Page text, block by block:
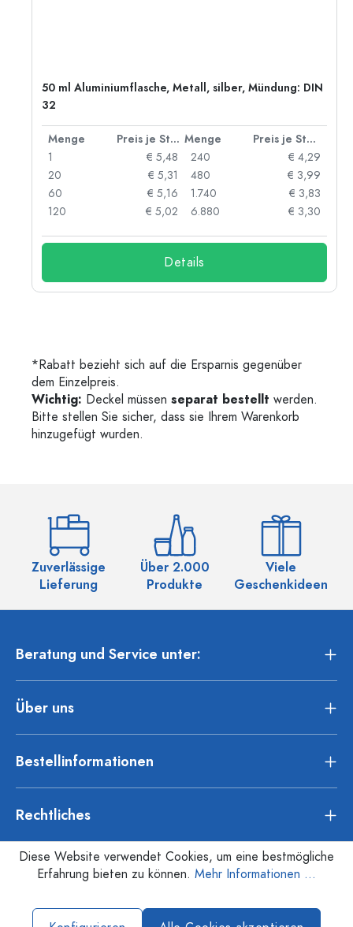
50 ml Aluminiumflasche, Metall, silber, Mündung: DIN
32
Menge Preis je Stück Menge
Preis je Stück
1
€ 5,48
20
€ 5,31
60
€ 5,16
120
€ 5,02
240
€ 4,29
480
€ 3,99
1.740
€ 3,83
6.880
€ 3,30
Details
*Rabatt bezieht sich auf die Ersparnis gegenüber
dem Einzelpreis.
Wichtig: Deckel müssen separat bestellt werden.
Bitte stellen Sie sicher, dass sie Ihrem Warenkorb
hinzugefügt wurden.
Zuverlässige
Lieferung
Über 2.000
Produkte
Viele
Geschenkideen
Beratung und Service unter:
Über uns
Bestellinformationen
Rechtliches
Diese Website verwendet Cookies, um eine bestmögliche
Erfahrung bieten zu können. Mehr Informationen ...